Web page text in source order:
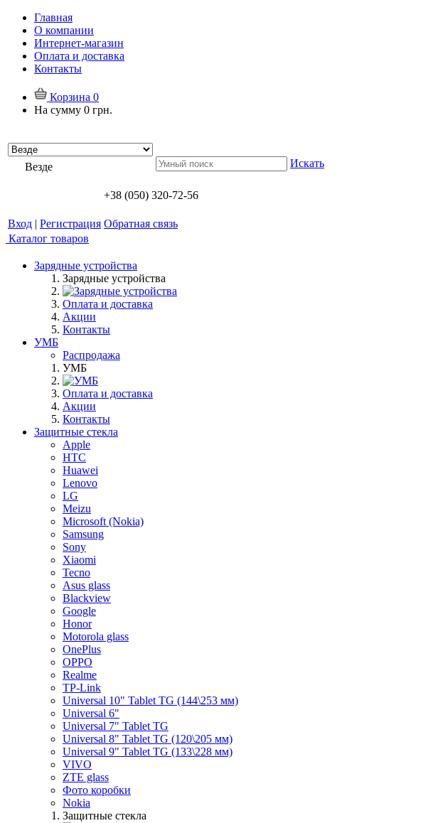
Главная
О компании
Интернет-магазин
Оплата и доставка
Контакты
Корзина 0
На сумму 0 грн.
Везде Искать
+38 (050) 320-72-56
Вход | Регистрация Обратная связь
Каталог товаров
Зарядные устройства
Зарядные устройства
Оплата и доставка
Акции
Контакты
УМБ
Распродажа
УМБ
Оплата и доставка
Акции
Контакты
Защитные стекла
Apple
HTC
Huawei
Lenovo
LG
Meizu
Microsoft (Nokia)
Samsung
Sony
Xiaomi
Tecno
Asus glass
Blackview
Google
Honor
Motorola glass
OnePlus
OPPO
Realme
TP-Link
Universal 10" Tablet TG (144\253 мм)
Universal 6"
Universal 7" Tablet TG
Universal 8" Tablet TG (120\205 мм)
Universal 9" Tablet TG (133\228 мм)
VIVO
ZTE glass
Фото коробки
Nokia
Защитные стекла